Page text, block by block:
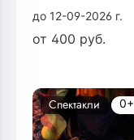
до 12-09-2026 г.
от 400 руб.
Спектакли 0+